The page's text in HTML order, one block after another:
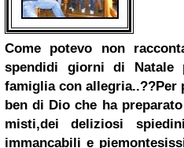
Come potevo non
spendidi giorni di Natale
famigliacon allegria..??Per
ben di Dio che ha
misti,dei deliziosi
immancabili e